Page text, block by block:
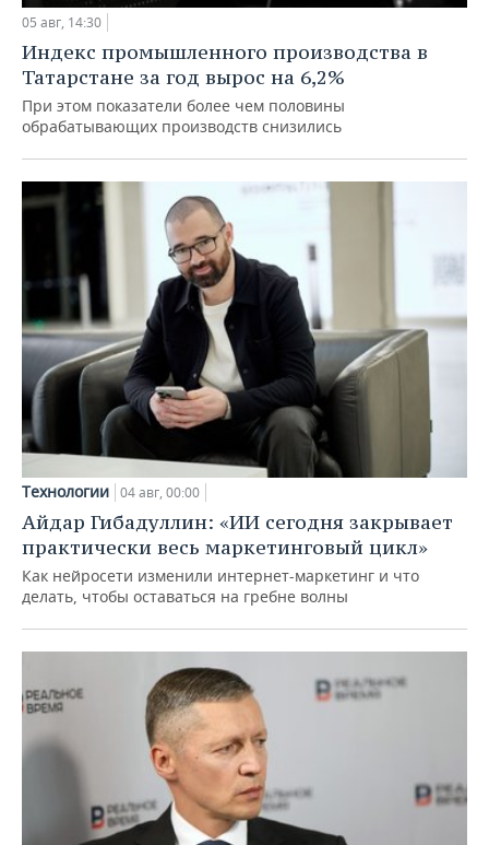
05 авг, 14:30
Индекс промышленного производства в
Татарстане за год вырос на 6,2%
При этом показатели более чем половины
обрабатывающих производств снизились
Технологии 04 авг, 00:00
Айдар Гибадуллин: «ИИ сегодня закрывает
практически весь маркетинговый цикл»
Как нейросети изменили интернет-маркетинг и что
делать, чтобы оставаться на гребне волны